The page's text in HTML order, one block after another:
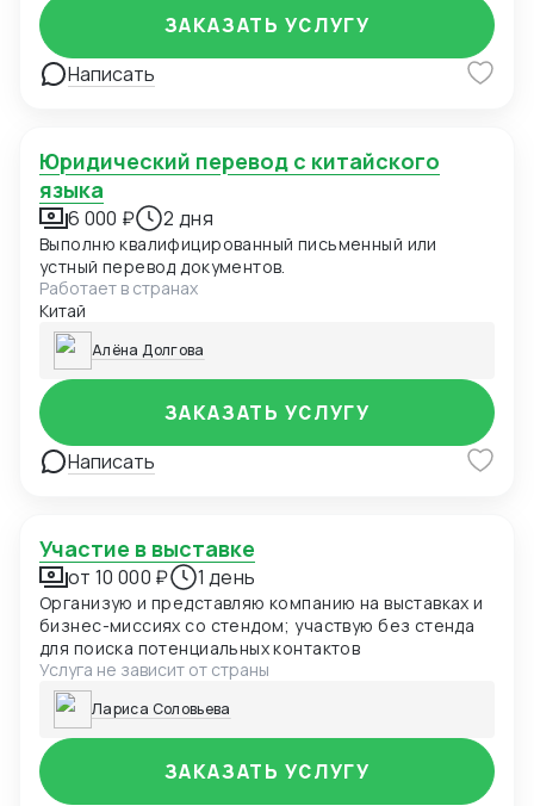
Написать
ЗАКАЗАТЬ УСЛУГУ
Юридический перевод с китайского
языка
6 000 ₽ 2 дня
Выполню квалифицированный письменный или
устный перевод документов.
Работает в странах
Китай
Алёна Долгова
Написать
ЗАКАЗАТЬ УСЛУГУ
Участие в выставке
от 10 000 ₽ 1 день
Организую и представляю компанию на выставках и
бизнес-миссиях со стендом; участвую без стенда
для поиска потенциальных контактов
Услуга не зависит от страны
Лариса Соловьева
ЗАКАЗАТЬ УСЛУГУ